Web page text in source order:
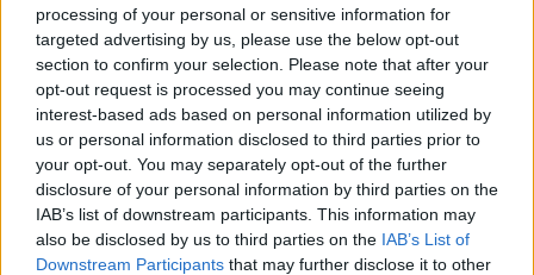
processing of your personal or sensitive information for
targeted advertising by us, please use the below opt-out
section to confirm your selection. Please note that after your
opt-out request is processed you may continue seeing
interest-based ads based on personal information utilized by
us or personal information disclosed to third parties prior to
your opt-out. You may separately opt-out of the further
disclosure of your personal information by third parties on the
IAB’s list of downstream participants. This information may
also be disclosed by us to third parties on the IAB’s List of
Downstream Participants that may further disclose it to other
Hledat
10(aktuální strana)
9 … 1
Reklama
visitor77 |Předmět:
09.04.26 15:40:45
#125